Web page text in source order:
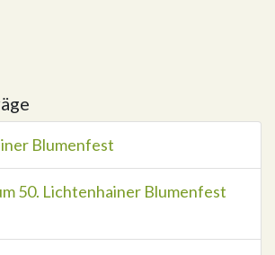
Blumenfest
50. Lichtenhainer Blumenfest